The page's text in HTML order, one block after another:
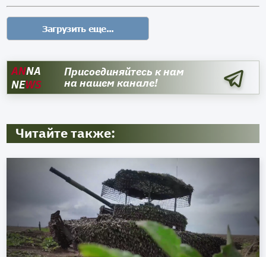
ANNA
NEWS
Присоединяйтесь к нам
на нашем канале!
Читайте также: